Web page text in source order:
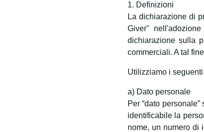
1. Definizioni
La dichiarazione di
Giver"
dichiarazione sulla
commerciali. A tal
Utilizziamo i
a) Dato personale
Per “dato
identificabile la
nome, un numero di